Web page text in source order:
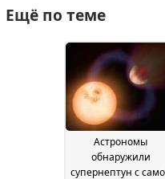
Ещё по теме
Астрономы
обнаружили
супернептун с